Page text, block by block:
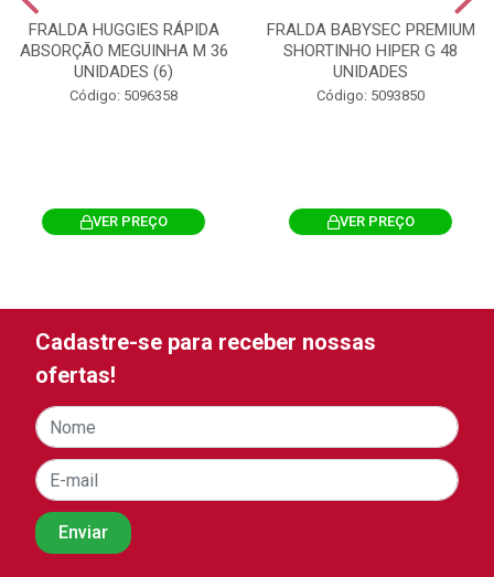
FRALDA HUGGIES RÁPIDA
ABSORÇÃO MEGUINHA M 36
UNIDADES (6)
Código: 5096358
VER PREÇO
FRALDA BABYSEC PREMIUM
SHORTINHO HIPER G 48
UNIDADES
Código: 5093850
VER PREÇO
Cadastre-se para receber nossas
ofertas!